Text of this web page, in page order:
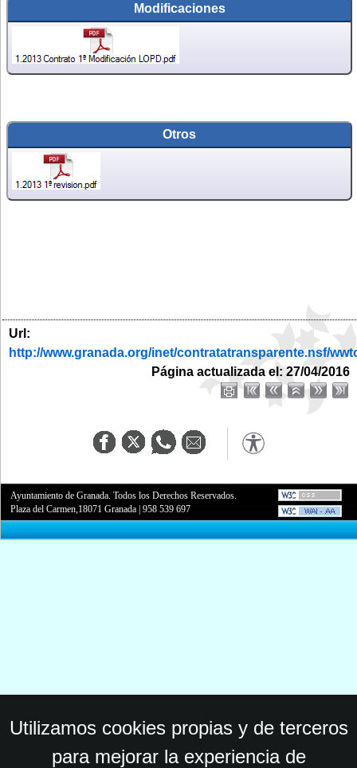
Modificaciones
Otros
Url:
http://www.granada.org/inet/contratatransparente.nsf/
Página actualizada el: 27/04/2016
Ayuntamiento de Granada. Todos los Derechos Reservados.
Plaza del Carmen,18071 Granada |958 539 697
Utilizamos cookies propias y de terceros
para mejorar la experiencia de